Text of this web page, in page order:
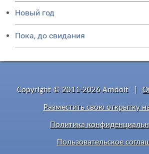
Новый год
Пока, до свидания
Copyright © 2011-2026 Amdoit
Разместить свою открытку
Политика
Пользовательское